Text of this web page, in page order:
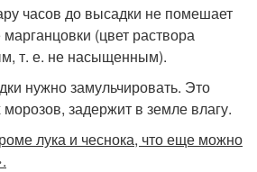
часов до высадки не помешает
(цвет раствора
т. е. не насыщенным).
нужно замульчировать. Это
задержит в земле влагу.
лука и чеснока, что еще можно